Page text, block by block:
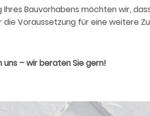
Bauvorhabens möchten wir,
Voraussetzung für eine weitere
uns – wir beraten Sie gern!